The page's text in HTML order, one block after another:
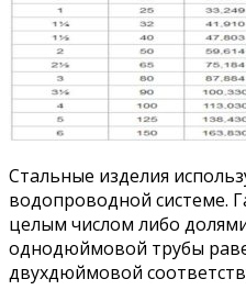
Стальные изделия
водопроводной системе.
целым числом либо
однодюймовой трубы
двухдюймовой